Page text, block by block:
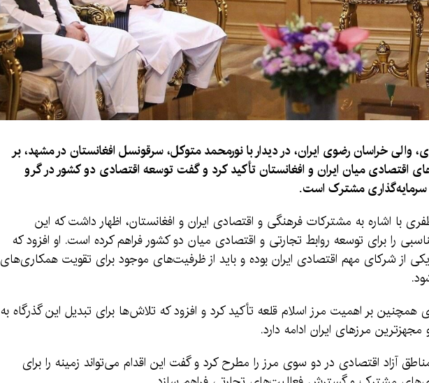
خراسان رضوی ایران، در دیدار با نورمحمد متوکل، سرقونسل افغانستان در مشهد، بر
میان ایران و افغانستان تأکید کرد و گفت توسعه اقتصادی دو کشور در گرو
مشترک است.
با اشاره به مشترکات فرهنگی و اقتصادی ایران و افغانستان، اظهار داشت که این
را برای توسعه روابط تجارتی و اقتصادی میان دو کشور فراهم کرده است. او افزود که
یکی از شرکای مهم اقتصادی ایران بوده و باید از ظرفیت‌های موجود برای تقویت همکاری‌های
بر اهمیت مرز اسلام قلعه تأکید کرد و افزود که تلاش‌ها برای تبدیل این گذرگاه به
مرزهای ایران ادامه دارد.
آزاد اقتصادی در دو سوی مرز را مطرح کرد و گفت این اقدام می‌تواند زمینه را برای